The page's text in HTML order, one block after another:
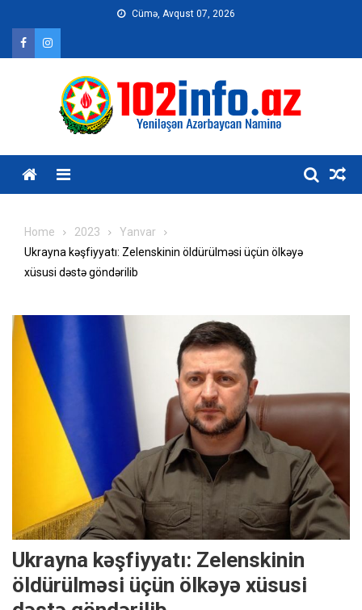
content
Cümə, Avqust 07, 2026
Home 2023
Yanvar
Ukrayna kəşfiyyatı: Zelenskinin öldürülməsi üçün ölkəyə
xüsusi dəstə göndərilib
Ukrayna kəşfiyyatı: Zelenskinin
öldürülməsi üçün ölkəyə xüsusi